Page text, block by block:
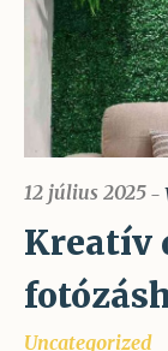
12 július 2025
Kreatív
Uncategorized